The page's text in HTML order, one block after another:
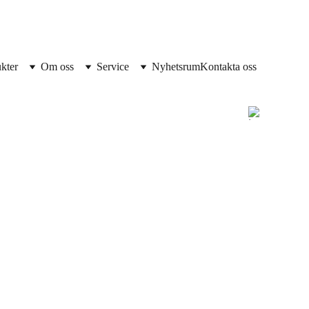
Om oss Service NyhetsrumKontakta oss